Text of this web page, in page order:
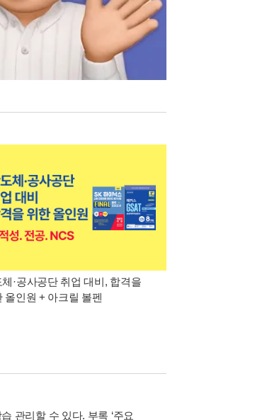
체·공사공단 취업 대비, 합격을
올인원 + 아크릴 볼펜
관리할 수 있다. 부록 ‘주요